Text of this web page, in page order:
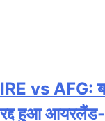
IRE vs AFG:
रद्द हुआ